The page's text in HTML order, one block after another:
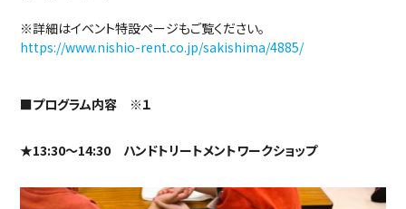
※詳細はイベント特設ページもご覧ください。
https://www.nishio-rent.co.jp/sakishima/4885/
■プログラム内容 ※１
★13:30～14:30 ハンドトリートメントワークショップ